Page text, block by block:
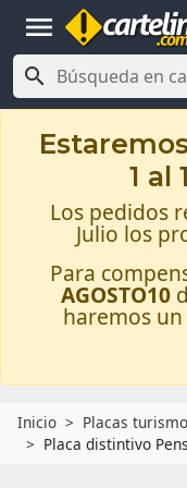
menu

1 al
Los pedidos
Julio los
Para
AGOSTO10
haremos
Inicio Placas turismo
Placa distintivo